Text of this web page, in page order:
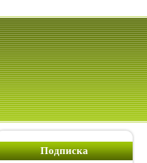
Подписка